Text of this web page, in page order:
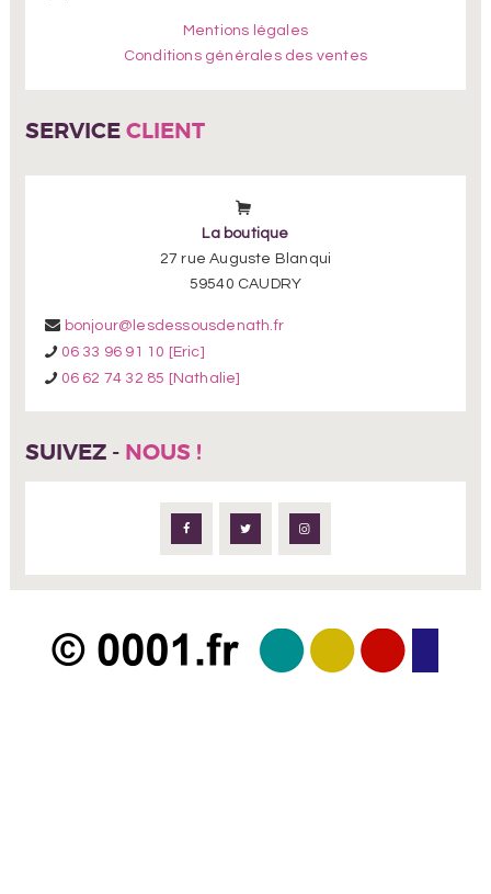
Mentions légales
Conditions générales des ventes
SERVICE CLIENT
La boutique
27 rue Auguste Blanqui
59540 CAUDRY
bonjour@lesdessousdenath.fr
06 33 96 91 10 [Eric]
06 62 74 32 85 [Nathalie]
SUIVEZ - NOUS !